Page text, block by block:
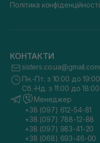
Політика конфіденційності
КОНТАКТИ
sisters.co.ua@gmail.com
Пн.-Пт. з 10:00 до 19:00
Сб.-Нд. з 11:00 до 18:00
Менеджер
+38 (097) 612-54-81
+38 (097) 788-12-88
+38 (097) 983-41-20
+38 (068) 693-46-00